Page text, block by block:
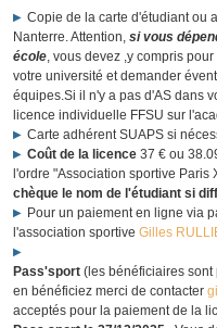
Copie de la carte d'étudiant ou
Nanterre. Attention, si vous
école, vous devez ,y compris
votre université et demander
équipes.Si il n'y a pas d'AS dans
licence individuelle FFSU sur
Carte adhérent SUAPS si
Coût de la licence37 € ou
l'ordre "Association sportive Paris
chèque le nom de l'étudiant si
Pour un paiement en ligne via
l'association sportive Gilles
Pass'sport (les bénéficiaires sont
en bénéficiez merci de contacter
acceptés pour la paiement de la